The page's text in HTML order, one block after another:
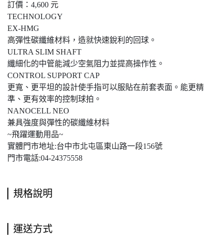
訂價：4,600 元
TECHNOLOGY
EX-HMG
高彈性碳纖維材料，造就快速銳利的回球。
ULTRA SLIM SHAFT
纖細化的中管能減少空氣阻力並提高操作性。
CONTROL SUPPORT CAP
更寬、更平坦的設計使手指可以服貼在前套表面。能更精
準、更有效率的控制球拍。
NANOCELL NEO
兼具強度與彈性的碳纖維材料
~飛躍運動用品~
實體門市地址:台中市北屯區東山路一段156號
門市電話:04-24375558
規格說明
運送方式